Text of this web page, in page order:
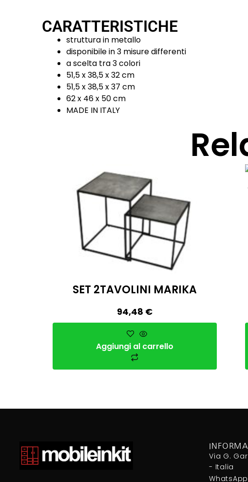
CARATTERISTICHE
struttura in metallo
disponibile in 3 misure differenti
a scelta tra 3 colori
51,5 x 38,5 x 32 cm
51,5 x 38,5 x 37 cm
62 x 46 x 50 cm
MADE IN ITALY
SET 2TAVOLINI MARIKA
94,48 €
Aggiungi al carrello
Via G.
- Italia